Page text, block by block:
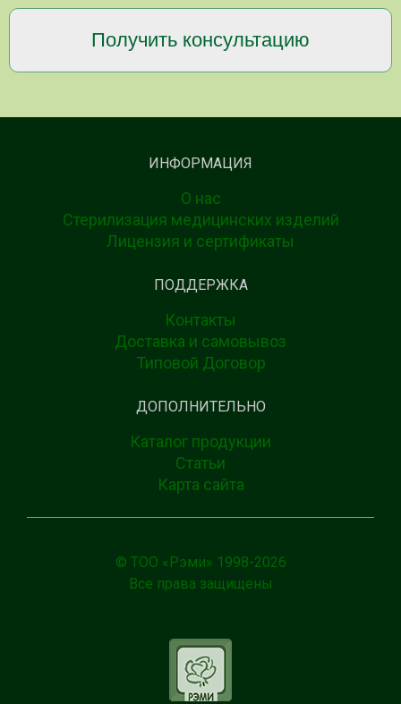
ИНФОРМАЦИЯ
О нас
Стерилизация медицинских изделий
Лицензия и сертификаты
ПОДДЕРЖКА
Контакты
Доставка и самовывоз
Типовой Договор
ДОПОЛНИТЕЛЬНО
Каталог продукции
Статьи
Карта сайта
© ТОО «Рэми» 1998-2026
Все права защищены